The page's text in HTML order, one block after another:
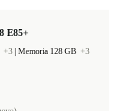
E85+
+3 Memoria 128 GB +3